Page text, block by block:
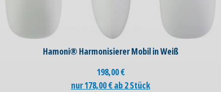
Hamoni® Harmonisierer Mobil in Weiß
198,00€
nur 178,00 € ab 2 Stück